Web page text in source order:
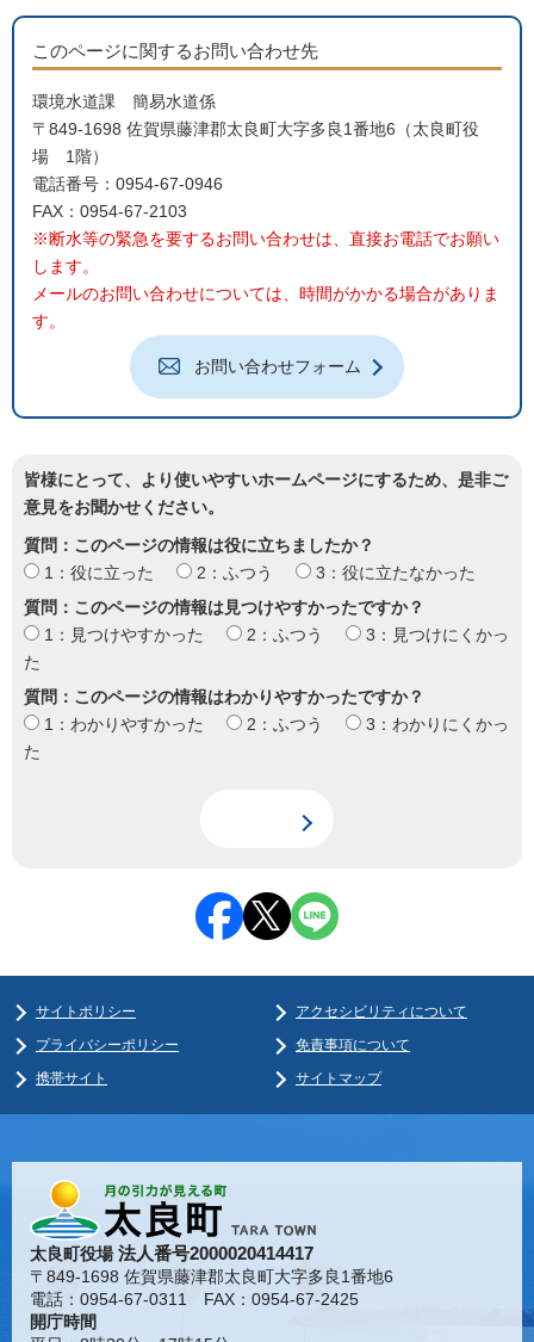
このページに関するお問い合わせ先
環境水道課 簡易水道係
〒849-1698 佐賀県藤津郡太良町大字多良1番地6（太良町役
場 1階）
電話番号：0954-67-0946
FAX：0954-67-2103
※断水等の緊急を要するお問い合わせは、直接お電話でお願い
します。
メールのお問い合わせについては、時間がかかる場合がありま
す。
お問い合わせフォーム
皆様にとって、より使いやすいホームページにするため、是非ご
意見をお聞かせください。
質問：このページの情報は役に立ちましたか？
1：役に立った
2：ふつう
3：役に立たなかった
質問：このページの情報は見つけやすかったですか？
1：見つけやすかった
2：ふつう
3：見つけにくかっ
た
質問：このページの情報はわかりやすかったですか？
1：わかりやすかった
2：ふつう
3：わかりにくかっ
た
サイトポリシー
アクセシビリティについて
プライバシーポリシー
免責事項について
携帯サイト
サイトマップ
太良町役場法人番号2000020414417
〒849-1698 佐賀県藤津郡太良町大字多良1番地6
電話：0954-67-0311 FAX：0954-67-2425
開庁時間